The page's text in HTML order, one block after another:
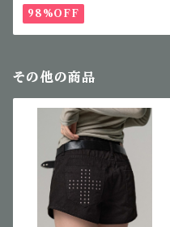
98%OFF
その他の商品